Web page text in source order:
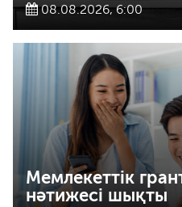
08.08.2026, 6:00
Мемлекеттік
нәтижесі шықты